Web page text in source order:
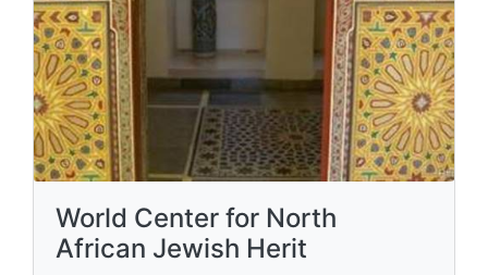
World Center for North
African Jewish Herit